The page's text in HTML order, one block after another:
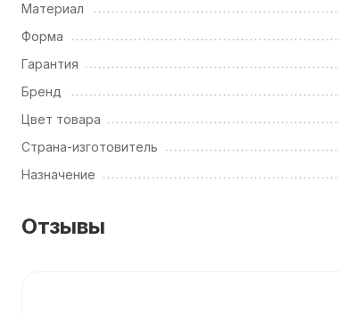
Материал
Форма
Гарантия
Бренд
Цвет товара
Страна-изготовитель
Назначение
Отзывы